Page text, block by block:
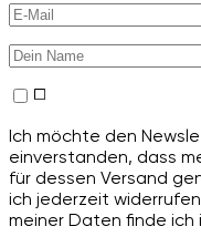
Ich möchte den
einverstanden, dass
für dessen Versand
ich jederzeit
meiner Daten finde ich